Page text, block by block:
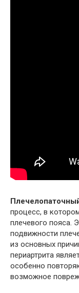
процесс, в
плечевого пояса.
подвижности
из основных
периартрита
особенно
возможное